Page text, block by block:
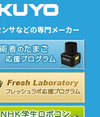
サなどの専門メーカー